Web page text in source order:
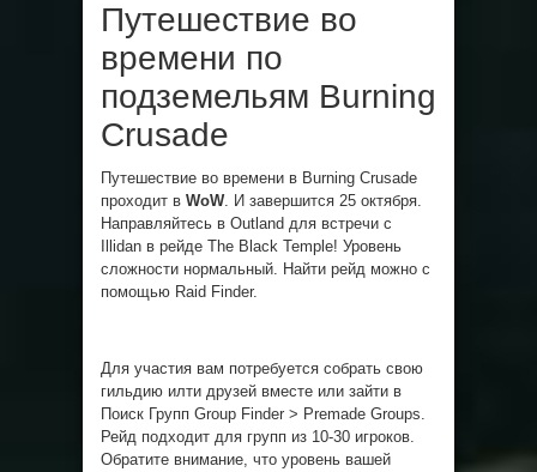
Путешествие во
времени по
подземельям Burning
Crusade
Путешествие во времени в Burning Crusade
проходит в WoW. И завершится 25 октября.
Направляйтесь в Outland для встречи с
Illidan в рейде The Black Temple! Уровень
сложности нормальный. Найти рейд можно с
помощью Raid Finder.
Для участия вам потребуется собрать свою
гильдию илти друзей вместе или зайти в
Поиск Групп Group Finder > Premade Groups.
Рейд подходит для групп из 10-30 игроков.
Обратите внимание, что уровень вашей